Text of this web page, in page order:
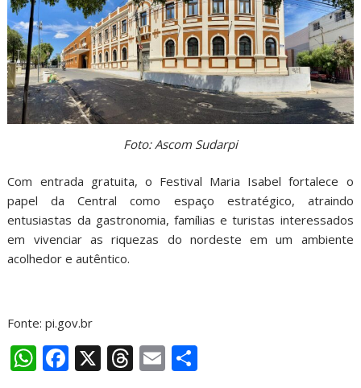
Foto: Ascom Sudarpi
Com entrada gratuita, o Festival Maria Isabel fortalece o
papel da Central como espaço estratégico, atraindo
entusiastas da gastronomia, famílias e turistas interessados
em vivenciar as riquezas do nordeste em um ambiente
acolhedor e autêntico.
Fonte: pi.gov.br
W F X T E